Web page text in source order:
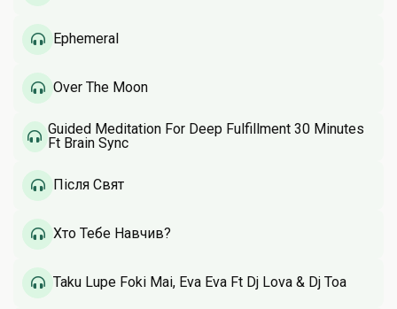
Ephemeral
Over The Moon
Guided Meditation For Deep Fulfillment 30 Minutes
Ft Brain Sync
Після Свят
Хто Тебе Навчив?
Taku Lupe Foki Mai, Eva Eva Ft Dj Lova & Dj Toa